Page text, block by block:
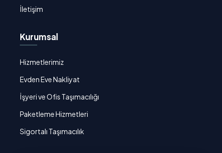
İletişim
Kurumsal
Hizmetlerimiz
Evden Eve Nakliyat
İşyeri ve Ofis Taşımacılığı
Paketleme Hizmetleri
Sigortalı Taşımacılık